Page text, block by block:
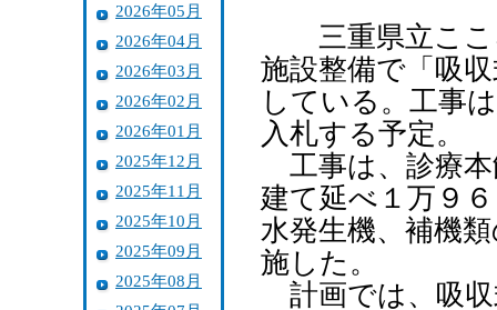
2026年05月
2026年04月
2026年03月
2026年02月
2026年01月
2025年12月
2025年11月
2025年10月
2025年09月
2025年08月
三重県立ここ
施設整備で「吸
している。工事
入札する予定。
工事は、診療本
建て延べ１万９
水発生機、補機
施した。
計画では、吸収